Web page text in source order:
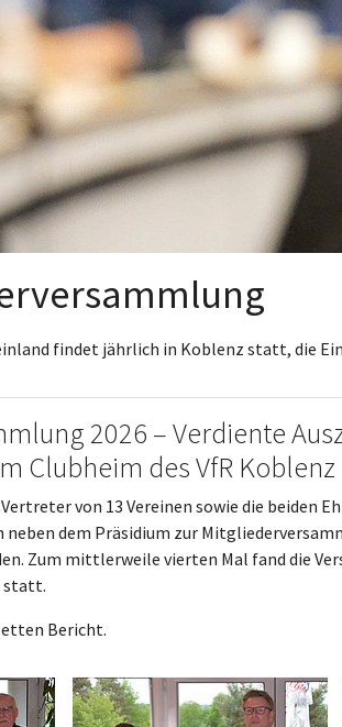
findet jährlich in Koblenz statt, die
2026 – Verdiente
Clubheim des VfR Koblenz
von 13 Vereinen sowie die beiden
dem Präsidium zur
Zum mittlerweile vierten Mal fand die
statt.
Bericht.